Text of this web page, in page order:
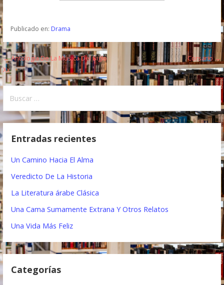
Publicado en: Drama
N
a
v
e
a
ó
n
d
← Antología De La Música Del Siglo
Xx
Corsario →
s
Entradas recientes
Un Camino Hacia El Alma
Veredicto De La Historia
La Literatura árabe Clásica
Una Cama Sumamente Extrana Y Otros Relatos
Una Vida Más Feliz
Categorías